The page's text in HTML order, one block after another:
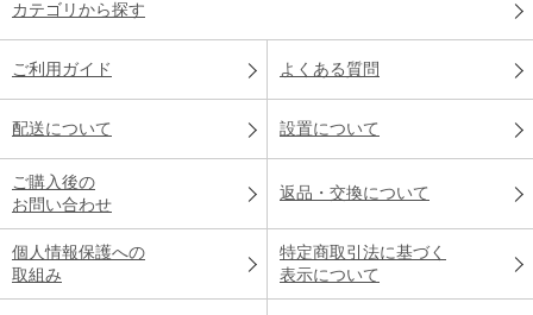
カテゴリから探す
ご利用ガイド よくある質問
配送について 設置について
ご購入後の
お問い合わせ
返品・交換について
個人情報保護への
取組み
特定商取引法に基づく
表示について